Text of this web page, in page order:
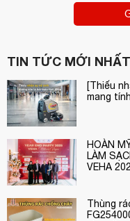
TIN TỨC MỚI NHẤT
[Thiếu
mang
HOÀN
LÀM
VEHA
Thùng